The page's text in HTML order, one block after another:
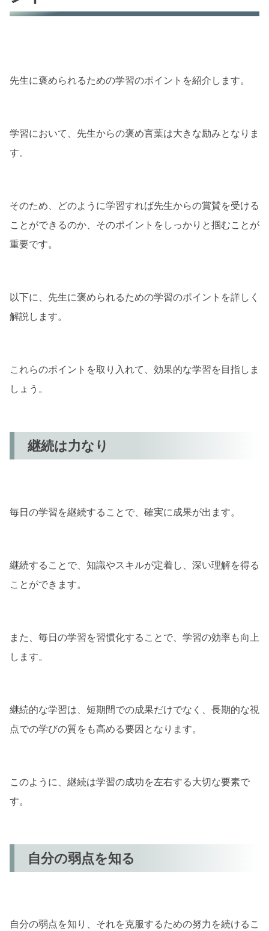
先生に褒められるための学習のポイントを紹介します。
学習において、先生からの褒め言葉は大きな励みとなりま
す。
そのため、どのように学習すれば先生からの賞賛を受ける
ことができるのか、そのポイントをしっかりと掴むことが
重要です。
以下に、先生に褒められるための学習のポイントを詳しく
解説します。
これらのポイントを取り入れて、効果的な学習を目指しま
しょう。
継続は力なり
毎日の学習を継続することで、確実に成果が出ます。
継続することで、知識やスキルが定着し、深い理解を得る
ことができます。
また、毎日の学習を習慣化することで、学習の効率も向上
します。
継続的な学習は、短期間での成果だけでなく、長期的な視
点での学びの質をも高める要因となります。
このように、継続は学習の成功を左右する大切な要素で
す。
自分の弱点を知る
自分の弱点を知り、それを克服するための努力を続けるこ